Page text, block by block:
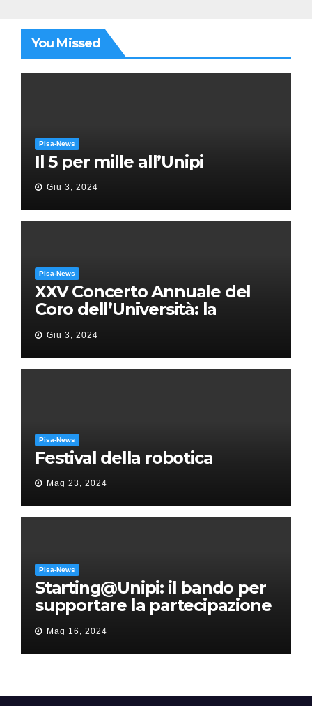
You Missed
Pisa-News
Il 5 per mille all’Unipi
Giu 3, 2024
Pisa-News
XXV Concerto Annuale del
Coro dell’Università: la
“Messa in gloria” di Giacomo
Puccini
Giu 3, 2024
Pisa-News
Festival della robotica
Mag 23, 2024
Pisa-News
Starting@Unipi: il bando per
supportare la partecipazione
all’ERC Starting Grant
Mag 16, 2024